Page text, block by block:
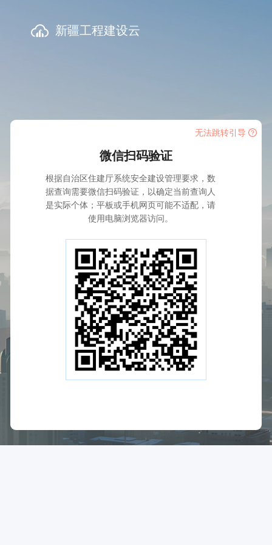
新疆工程建设云
无法跳转引导
微信扫码验证
根据自治区住建厅系统安全建设管理要求，数
据查询需要微信扫码验证，以确定当前查询人
是实际个体；平板或手机网页可能不适配，请
使用电脑浏览器访问。